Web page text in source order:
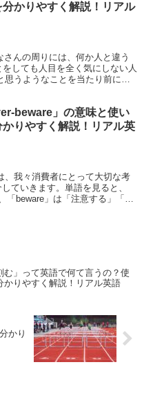
分かりやすく解説！リアル
さんの周りには、何か人と違う
しても人目を全く気にしない人
思うようなことを当たり前にし
beware」の意味と使い
かりやすく解説！リアル英
、我々消費者にとって大切な考
ていきます。単語を見ると、
「beware」は「注意する」「用
む」って英語で何て言うの？使
かりやすく解説！リアル英語
かり